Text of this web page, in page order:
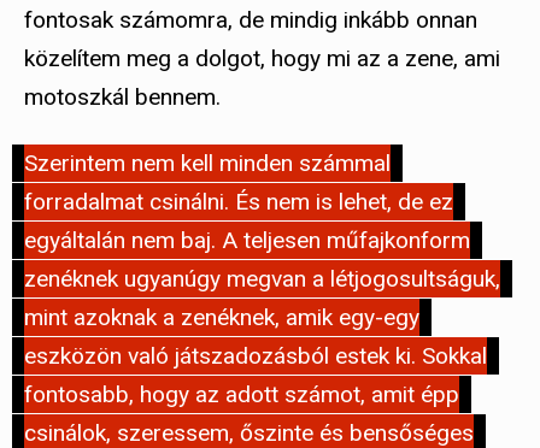
fontosak számomra, de mindig inkább onnan
közelítem meg a dolgot, hogy mi az a zene, ami
motoszkál bennem.
Szerintem nem kell minden számmal
forradalmat csinálni. És nem is lehet, de ez
egyáltalán nem baj. A teljesen műfajkonform
zenéknek ugyanúgy megvan a létjogosultságuk,
mint azoknak a zenéknek, amik egy-egy
eszközön való játszadozásból estek ki. Sokkal
fontosabb, hogy az adott számot, amit épp
csinálok, szeressem, őszinte és bensőséges